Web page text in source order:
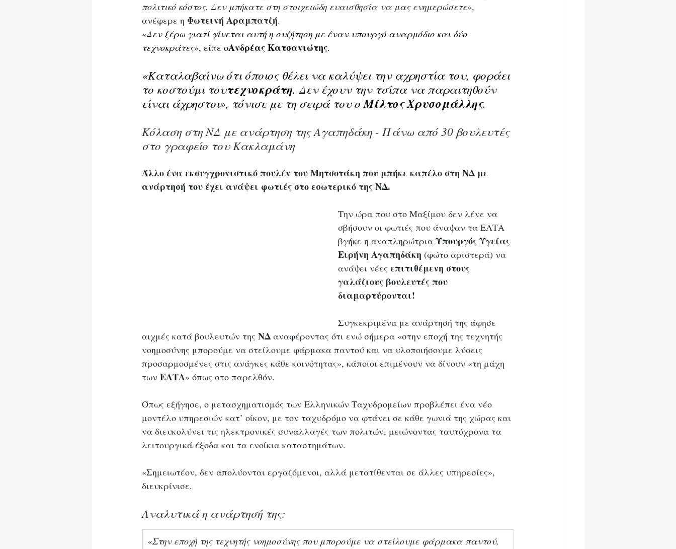
πολιτικό κόστος. Δεν μπήκατε στη στοιχειώδη ευαισθησία να μας ενημερώσετε»,
ανέφερε η Φωτεινή Αραμπατζή.
«Δεν ξέρω γιατί γίνεται αυτή η συζήτηση με έναν υπουργό αναρμόδιο και δύο
τεχνοκράτες», είπε οΑνδρέας Κατσανιώτης.
«Καταλαβαίνω ότι όποιος θέλει να καλύψει την αχρηστία του, φοράει
το κοστούμι τουτεχνοκράτη. Δεν έχουν την τσίπα να παραιτηθούν
είναι άχρηστοι», τόνισε με τη σειρά του ο Μίλτος Χρυσομάλλης.
Κόλαση στη ΝΔ με ανάρτηση της Αγαπηδάκη - Πάνω από 30 βουλευτές
στο γραφείο του Κακλαμάνη
Άλλο ένα εκσυγχρονιστικό πουλέν του Μητσοτάκη που μπήκε καπέλο στη ΝΔ με
ανάρτησή του έχει ανάψει φωτιές στο εσωτερικό της ΝΔ.
Την ώρα που στο Μαξίμου δεν λένε να
σβήσουν οι φωτιές που άναψαν τα ΕΛΤΑ
βγήκε η αναπληρώτρια Υπουργός Υγείας
Ειρήνη Αγαπηδάκη (φώτο αριστερά) να
ανάψει νέες επιτιθέμενη στους
γαλάζιους βουλευτές που
διαμαρτύρονται!
Συγκεκριμένα με ανάρτησή της άφησε
αιχμές κατά βουλευτών της ΝΔ αναφέροντας ότι ενώ σήμερα «στην εποχή της τεχνητής
νοημοσύνης μπορούμε να στείλουμε φάρμακα παντού και να υλοποιήσουμε λύσεις
προσαρμοσμένες στις ανάγκες κάθε κοινότητας», κάποιοι επιμένουν να δίνουν «τη μάχη
των ΕΛΤΑ» όπως στο παρελθόν.
Όπως εξήγησε, ο μετασχηματισμός των Ελληνικών Ταχυδρομείων προβλέπει ένα νέο
μοντέλο υπηρεσιών κατ’ οίκον, με τον ταχυδρόμο να φτάνει σε κάθε γωνιά της χώρας και
να διευκολύνει τις ηλεκτρονικές συναλλαγές των πολιτών, μειώνοντας ταυτόχρονα τα
λειτουργικά έξοδα και τα ενοίκια καταστημάτων.
«Σημειωτέον, δεν απολύονται εργαζόμενοι, αλλά μετατίθενται σε άλλες υπηρεσίες»,
διευκρίνισε.
Αναλυτικά η ανάρτησή της:
«Στην εποχή της τεχνητής νοημοσύνης που μπορούμε να στείλουμε φάρμακα παντού,